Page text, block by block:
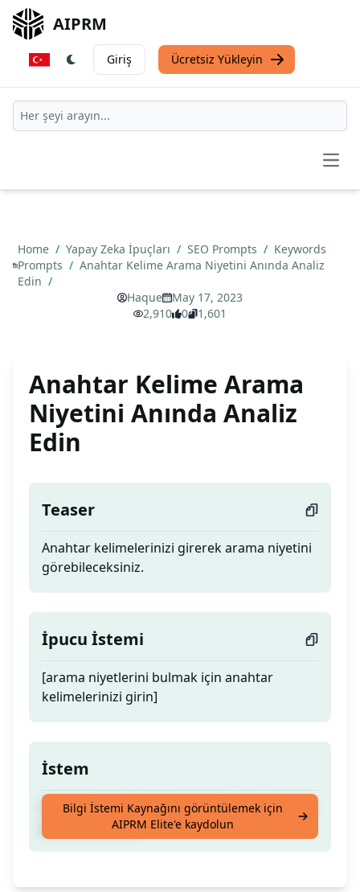
AIPRM
Giriş Ücretsiz Yükleyin
Home / Yapay Zeka İpuçları / SEO Prompts / Keywords
Prompts / Anahtar Kelime Arama Niyetini Anında Analiz
Edin /
Haque
May 17, 2023
2,910
0 1,601
Anahtar Kelime Arama
Niyetini Anında Analiz
Edin
Teaser
Anahtar kelimelerinizi girerek arama niyetini
görebileceksiniz.
İpucu İstemi
[arama niyetlerini bulmak için anahtar
kelimelerinizi girin]
İstem
Anahtar kelimelerinizi girerek arama niyetini
görebileceksiniz.
Bilgi İstemi Kaynağını görüntülemek için
AIPRM Elite'e kaydolun